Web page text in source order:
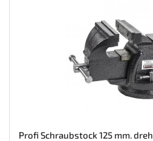
Profi Schraubstock 125 mm.